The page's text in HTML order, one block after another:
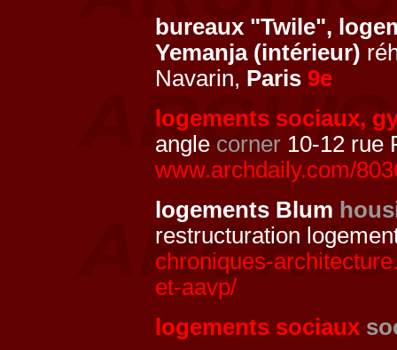
bureaux "Twile",
Yemanja (intérieur)
Navarin, Paris 9e
logements sociaux,
angle corner 10-12 rue
www.archdaily.com/
logements Blum
restructuration
chroniques-
et-aavp/
logements sociaux